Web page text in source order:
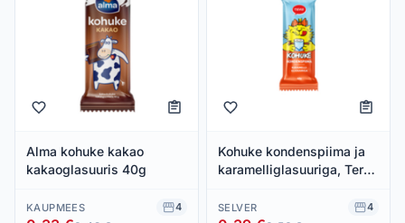
Alma kohuke kakao
kakaoglasuuris 40g
KAUPMEES 4
Kohuke kondenspiima ja
karamelliglasuuriga, Tere,
SELVER 4